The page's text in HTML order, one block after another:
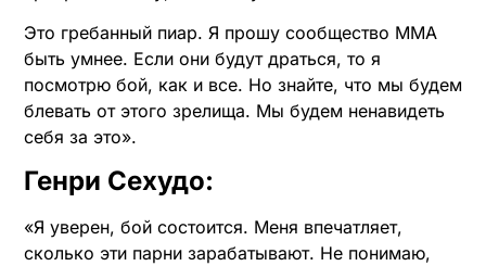
Это гребанный пиар. Я прошу сообщество ММА
быть умнее. Если они будут драться, то я
посмотрю бой, как и все. Но знайте, что мы будем
блевать от этого зрелища. Мы будем ненавидеть
себя за это».
Генри Сехудо:
«Я уверен, бой состоится. Меня впечатляет,
сколько эти парни зарабатывают. Не понимаю,